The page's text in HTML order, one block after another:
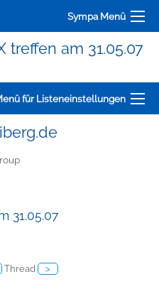
Sympa Menü
treffen am 31.05.07
für Listeneinstellungen
31.05.07
Thread >